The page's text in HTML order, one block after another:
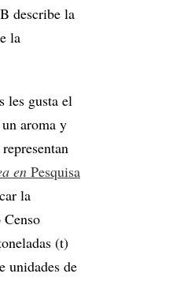
describe la
la
les gusta el
aroma y
en Pesquisa
la
(t)
unidades de